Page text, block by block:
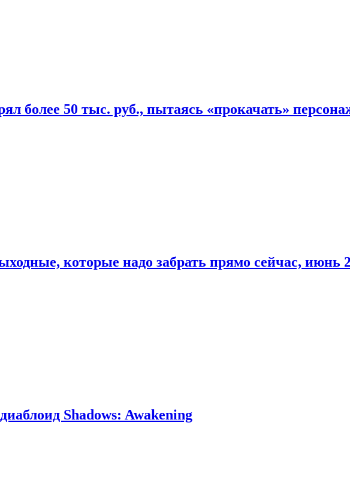
более 50 тыс. руб., пытаясь «прокачать»
которые надо забрать прямо сейчас, июнь
Shadows: Awakening